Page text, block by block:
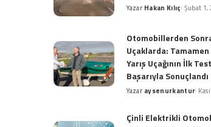
Posted
Yazar Hakan Kılıç Şubat 1,
Otomobillerden
Uçaklarda:
Yarış Uçağının İlk
Başarıyla Sonuçlandı
Posted
Yazar aysenurkantur
Çinli Elektrikli